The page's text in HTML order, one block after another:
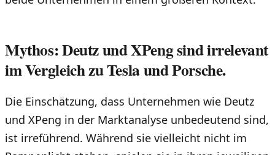
Mythos: Deutz und XPeng sind irrelevant
im Vergleich zu Tesla und Porsche.
Die Einschätzung, dass Unternehmen wie Deutz
und XPeng in der Marktanalyse unbedeutend sind,
ist irreführend. Während sie vielleicht nicht im